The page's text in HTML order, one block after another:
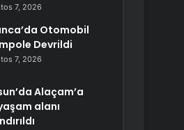
7, 2026
Otomobil
Devrildi
7, 2026
Alaçam’a
alanı